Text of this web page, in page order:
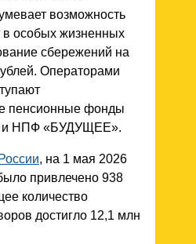
возможность
особых жизненных
сбережений на
Операторами
пенсионные фонды
и НПФ «БУДУЩЕЕ».
, на 1 мая 2026
привлечено 938
количество
достигло 12,1 млн